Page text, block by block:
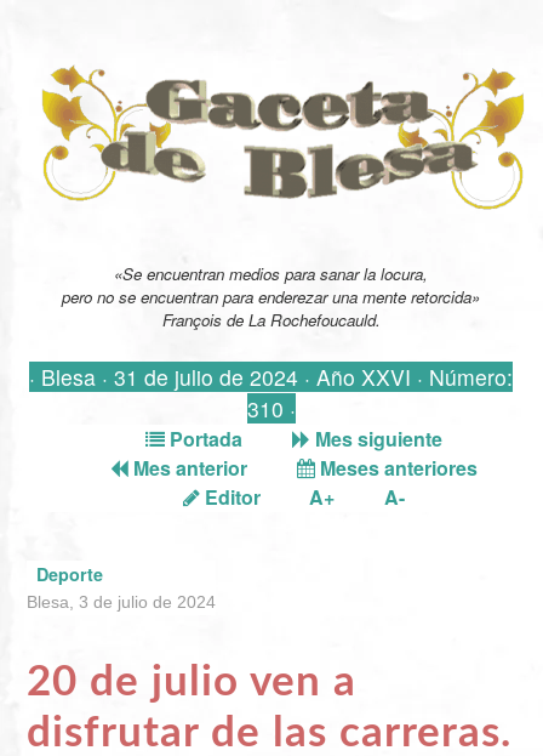
«Se encuentran medios para sanar la locura,
pero no se encuentran para enderezar una mente retorcida»
François de La Rochefoucauld.
· Blesa · 31 de julio de 2024 · Año XXVI · Número:
310 ·
Portada
Mes siguiente
Mes anterior
Meses anteriores
Editor
A+ A-
Deporte
Blesa, 3 de julio de 2024
20 de julio ven a
disfrutar de las carreras.